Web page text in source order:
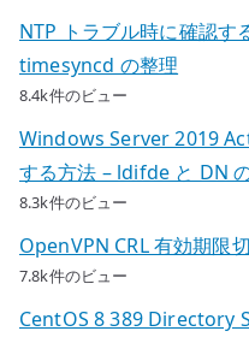
NTP トラブル時に確認す
timesyncd の整理
8.4k件のビュー
Windows Server 2019
する方法 – ldifde と DN
8.3k件のビュー
OpenVPN CRL 有効期限
7.8k件のビュー
CentOS 8 389 Directory